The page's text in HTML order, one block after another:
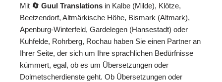
Mit 🔄 Guul Translations in Kalbe (Milde), Klötze,
Beetzendorf, Altmärkische Höhe, Bismark (Altmark),
Apenburg-Winterfeld, Gardelegen (Hansestadt) oder
Kuhfelde, Rohrberg, Rochau haben Sie einen Partner an
Ihrer Seite, der sich um Ihre sprachlichen Bedürfnisse
kümmert, egal, ob es um Übersetzungen oder
Dolmetscherdienste geht. Ob Übersetzungen oder